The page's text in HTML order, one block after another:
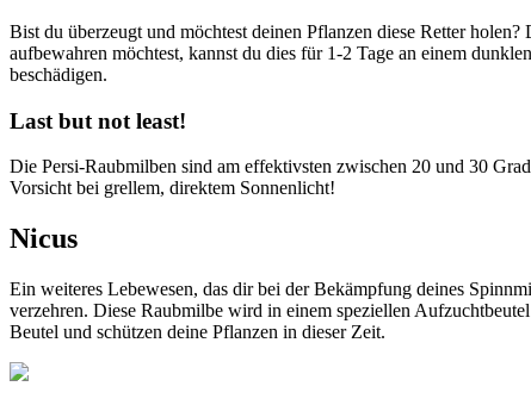
Bist du überzeugt und möchtest deinen Pflanzen diese Retter
aufbewahren möchtest, kannst du dies für 1-2 Tage an einem
beschädigen.
Last but not least!
Die Persi-Raubmilben sind am effektivsten zwischen 20 und 30
Vorsicht bei grellem, direktem Sonnenlicht!
Nicus
Ein weiteres Lebewesen, das dir bei der Bekämpfung deines
verzehren. Diese Raubmilbe wird in einem speziellen
Beutel und schützen deine Pflanzen in dieser Zeit.